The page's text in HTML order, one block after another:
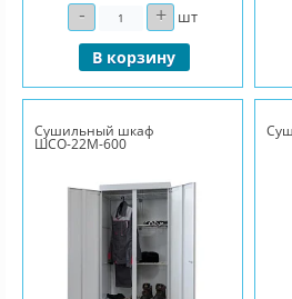
- Количество+ шт
В корзину
Сушильный шкаф
ШСО-22М-600